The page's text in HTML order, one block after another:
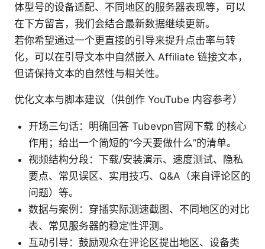
体型号的设备适配、不同地区的服务器表现等，可以
在下方留言，我们会结合最新数据继续更新。
若你希望通过一个更直接的引导来提升点击率与转
化，可以在引导文本中自然嵌入 Affiliate 链接文本，
但请保持文本的自然性与相关性。
优化文本与脚本建议（供创作 YouTube 内容参考）
开场三句话：明确回答 Tubevpn官网下载 的核心
作用；给出一个简短的“今天要做什么”的清单。
视频结构分段：下载/安装演示、速度测试、隐私
要点、常见误区、实用技巧、Q&A（来自评论区的
问题）等。
数据与案例：穿插实际测速截图、不同地区的对比
表、常见服务器的稳定性评测。
互动引导：鼓励观众在评论区提出地区、设备类